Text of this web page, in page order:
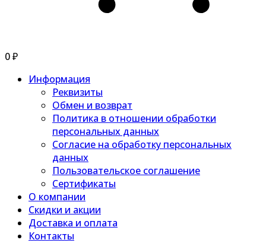
0₽
Информация
Реквизиты
Обмен и возврат
Политика в отношении обработки
персональных данных
Согласие на обработку персональных
данных
Пользовательское соглашение
Сертификаты
О компании
Скидки и акции
Доставка и оплата
Контакты